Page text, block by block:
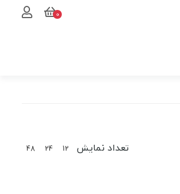
0
تعداد نمایش 12
24
48